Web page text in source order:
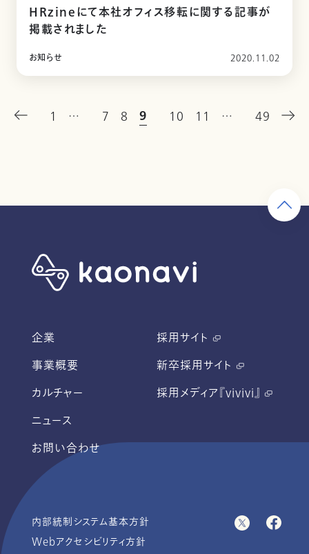
HRzineにて本社オフィス移転に関する記事が
掲載されました
お知らせ 2020.11.02
1 … 7 8 9 10 11 … 49
企業
事業概要
カルチャー
ニュース
お問い合わせ
採用サイト
新卒採用サイト
採用メディア『vivivi』
内部統制システム基本方針
Webアクセシビリティ方針